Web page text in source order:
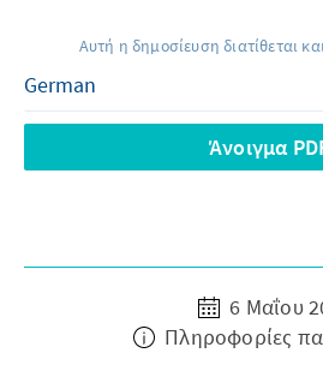
Αυτή η δημοσίευση διατίθεται
Άνοιγμα
6 Μαΐου
Πληροφορίες